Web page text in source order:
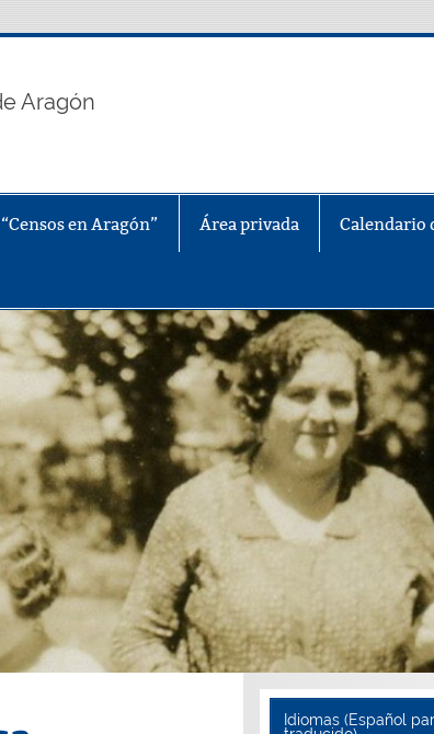
Aragón
en Aragón” Área privada Calendario
Idiomas (Español